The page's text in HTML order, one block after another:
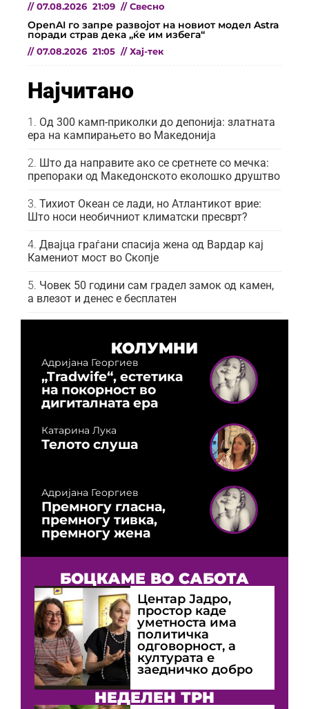
// 07.08.2026 21:09 // Свесно
OpenAI го запре развојот на новиот модел Astra
поради страв дека „ќе им избега“
// 07.08.2026 21:05 // Хај-тек
Најчитано
Од 300 камп-приколки до депонија: златната
ера на кампирањето во Македонија
Што да направите ако се сретнете со мечка:
препораки од Македонското еколошко друштво
Тихиот Океан се лади, но Атлантикот врие:
Што носи необичниот климатски пресврт?
Двајца граѓани спасија жена од Вардар кај
Камениот мост во Скопје
Човек 50 години сам градел замок од камен,
а влезот и денес е бесплатен
КОЛУМНИ
Адријана Георгиев
„Tradwife“, естетика
на покорност во
дигиталната ера
Катарина Лука
Телото слуша
Адријана Георгиев
Премногу гласна,
премногу тивка,
премногу жена
БОЦКАМЕ ВО САБОТА
Центар Јадро,
простор каде
уметноста има
политичка
одговорност, а
културата е
заедничко добро
НЕДЕЛЕН ТРН